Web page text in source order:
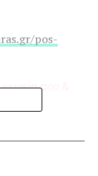
pos-
σου &